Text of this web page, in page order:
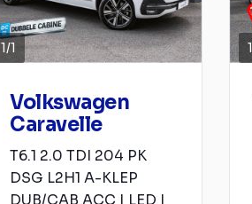
1/1
Volkswagen
Caravelle
T6.1 2.0 TDI 204 PK
DSG L2H1 A-KLEP
DUB/CAB ACC | LED |
1